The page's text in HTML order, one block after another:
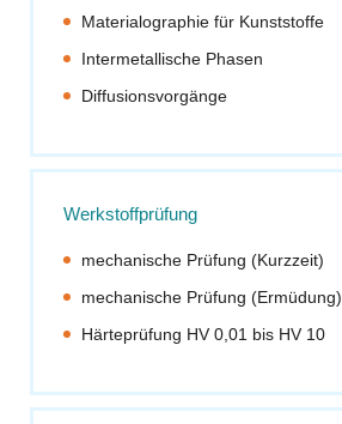
Materialographie für Kunststoffe
Intermetallische Phasen
Diffusionsvorgänge
Werkstoffprüfung
mechanische Prüfung (Kurzzeit)
mechanische Prüfung (Ermüdung)
Härteprüfung HV 0,01 bis HV 10